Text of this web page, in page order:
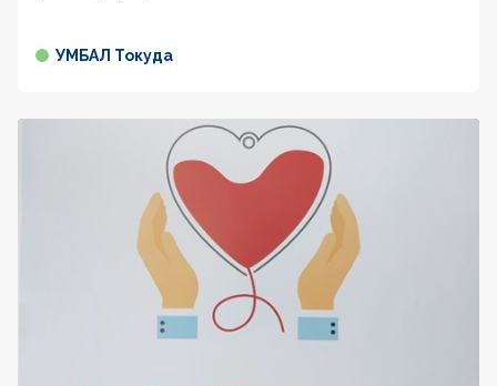
УМБАЛ Токуда